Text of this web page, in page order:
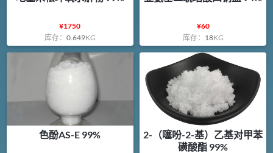
¥1750
库存： 0.649KG
¥60
库存： 18KG
色酚AS-E 99%
2-（噻吩-2-基）乙基对甲苯
磺酸酯 99%